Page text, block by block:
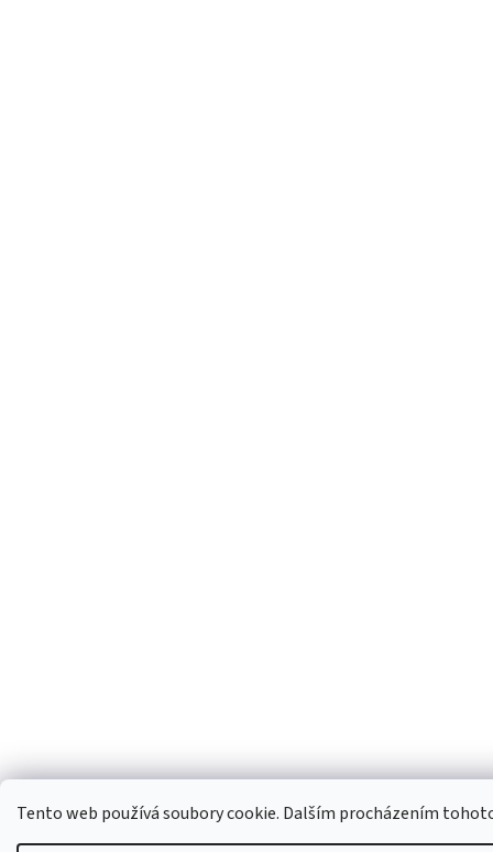
Tento web používá soubory cookie. Dalším procházením